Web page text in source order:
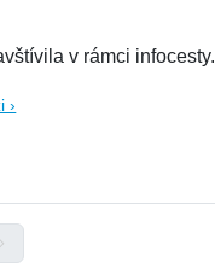
v rámci infocesty.
›